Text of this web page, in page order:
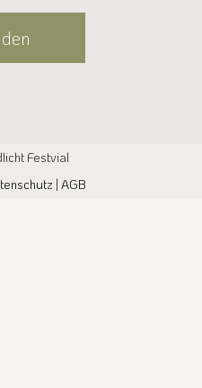
Festvial
| AGB